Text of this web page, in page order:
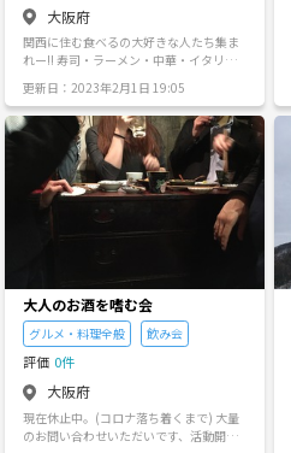
om 24(土)13:00/ウイレレ部/豪士さん H
OUSE and 全国オンライン 13:00/
ホームパーティー/服部天神 25(日)13:0
0/ドッチボール部/淀川河川敷 26(月)19:
00/リアル人狼/梅田 29(木)13:00/ご近所
い時間をシェアしましょう👍 初めまして
の人大大大歓迎です✨‼️ 私達と居たら絶
対楽しくなります🙄 気になる方、メッセ
ージお待ちしてます‼️ 質問あれば何でも
聞いてください🥰
大阪府
関西に住む食べるの大好きな人たち集ま
れー!! 寿司・ラーメン・中華・イタリア
フェ・スイーツetc... 関西には知らないう
まいもんがまだまだいっぱい… 「あの店
気になるんで行きませんか？」 「美味し
い和食の店ないですか？」などなど お互
い情報交換をしながら コロナの影響で大
変な飲食店を応援しましょう！ 主に大阪
メインでたまに兵庫もあり。 仕事帰りに
集合したり、 お休みの日はランチなどす
ナ渦の状況も踏まえて 感染症対策をして
いるお店の利用、 また5人以上の会食は
避けるために 現時点では1回の開催4名ま
でとします。 10代～30代ぐらいの同年代
で集まれたらなと思います！
更新日：2023年2月1日 19:05
大人のお酒を嗜む会
グルメ・料理全般 飲み会
評価 0件
大阪府
現在休止中。(コロナ落ち着くまで) 大量
のお問い合わせいただいです、活動開始